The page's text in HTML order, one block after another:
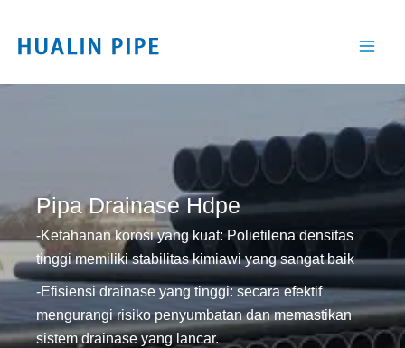
konten
Pipa Drainase Hdpe
-Ketahanan korosi yang kuat: Polietilena densitas
tinggi memiliki stabilitas kimiawi yang sangat baik
-Efisiensi drainase yang tinggi: secara efektif
mengurangi risiko penyumbatan dan memastikan
sistem drainase yang lancar.